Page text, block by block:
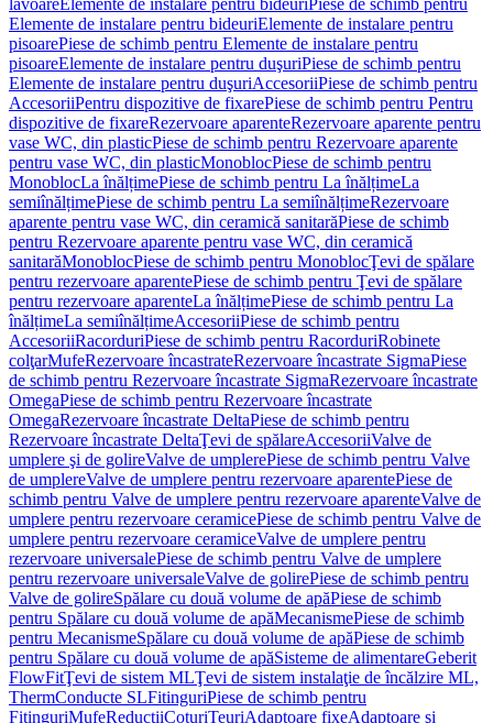
lavoareElemente de instalare pentru bideuriPiese de schimb pentru
Elemente de instalare pentru bideuriElemente de instalare pentru
pisoarePiese de schimb pentru Elemente de instalare pentru
pisoareElemente de instalare pentru duşuriPiese de schimb pentru
Elemente de instalare pentru duşuriAccesoriiPiese de schimb pentru
AccesoriiPentru dispozitive de fixarePiese de schimb pentru Pentru
dispozitive de fixareRezervoare aparenteRezervoare aparente pentru
vase WC, din plasticPiese de schimb pentru Rezervoare aparente
pentru vase WC, din plasticMonoblocPiese de schimb pentru
MonoblocLa înălțimePiese de schimb pentru La înălțimeLa
semiînălțimePiese de schimb pentru La semiînălțimeRezervoare
aparente pentru vase WC, din ceramică sanitarăPiese de schimb
pentru Rezervoare aparente pentru vase WC, din ceramică
sanitarăMonoblocPiese de schimb pentru MonoblocŢevi de spălare
pentru rezervoare aparentePiese de schimb pentru Ţevi de spălare
pentru rezervoare aparenteLa înălțimePiese de schimb pentru La
înălțimeLa semiînălțimeAccesoriiPiese de schimb pentru
AccesoriiRacorduriPiese de schimb pentru RacorduriRobinete
colţarMufeRezervoare încastrateRezervoare încastrate SigmaPiese
de schimb pentru Rezervoare încastrate SigmaRezervoare încastrate
OmegaPiese de schimb pentru Rezervoare încastrate
OmegaRezervoare încastrate DeltaPiese de schimb pentru
Rezervoare încastrate DeltaŢevi de spălareAccesoriiValve de
umplere şi de golireValve de umplerePiese de schimb pentru Valve
de umplereValve de umplere pentru rezervoare aparentePiese de
schimb pentru Valve de umplere pentru rezervoare aparenteValve de
umplere pentru rezervoare ceramicePiese de schimb pentru Valve de
umplere pentru rezervoare ceramiceValve de umplere pentru
rezervoare universalePiese de schimb pentru Valve de umplere
pentru rezervoare universaleValve de golirePiese de schimb pentru
Valve de golireSpălare cu două volume de apăPiese de schimb
pentru Spălare cu două volume de apăMecanismePiese de schimb
pentru MecanismeSpălare cu două volume de apăPiese de schimb
pentru Spălare cu două volume de apăSisteme de alimentareGeberit
FlowFitŢevi de sistem MLŢevi de sistem instalaţie de încălzire ML,
ThermConducte SLFitinguriPiese de schimb pentru
FitinguriMufeReducţiiCoturiTeuriAdaptoare fixeAdaptoare şi